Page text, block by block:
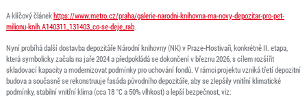
A klíčový článekhttps://www.metro.cz/praha/galerie-narodni-knihovna-ma-novy-depozitar-pro-pet-
milionu-knih.A140311_131403_co-se-deje_rab.
Nyní probíhá další dostavba depozitáře Národní knihovny (NK) v Praze-Hostivaři, konkrétně II. etapa,
která symbolicky začala na jaře 2024 a předpokládá se dokončení v březnu 2026, s cílem rozšířit
skladovací kapacity a modernizovat podmínky pro uchování fondů. V rámci projektu vzniká třetí depozitní
budova a současně se rekonstruuje fasáda původního depozitáře, aby se zlepšily vnitřní klimatické
podmínky, stabilní vnitřní klima (cca 18 °C a 50% vlhkost) a lepší bezpečnost, viz: